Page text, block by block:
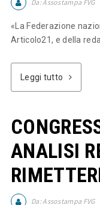
Da:Assostampa FVG
«La Federazione
Articolo21, e della
Leggi tutto
ANALISI
Da:Assostampa FVG